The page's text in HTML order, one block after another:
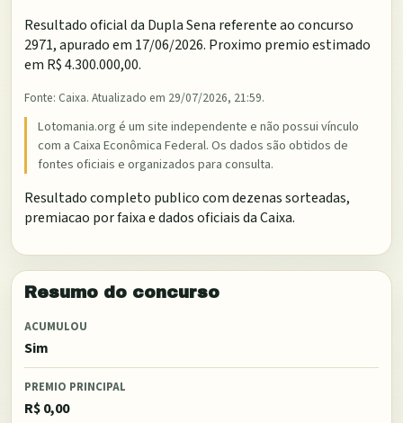
Resultado oficial da Dupla Sena referente ao concurso
2971, apurado em 17/06/2026. Proximo premio estimado
em R$ 4.300.000,00.
Fonte: Caixa. Atualizado em 29/07/2026, 21:59.
Lotomania.org é um site independente e não possui vínculo
com a Caixa Econômica Federal. Os dados são obtidos de
fontes oficiais e organizados para consulta.
Resultado completo publico com dezenas sorteadas,
premiacao por faixa e dados oficiais da Caixa.
Resumo do concurso
ACUMULOU
Sim
PREMIO PRINCIPAL
R$ 0,00